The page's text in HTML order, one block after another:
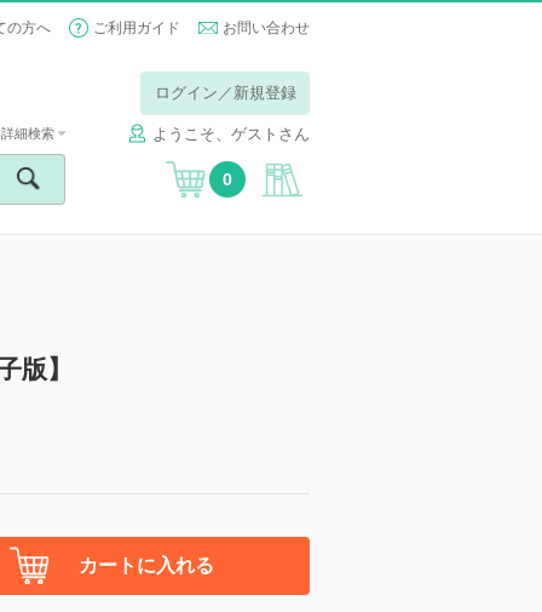
の方へ ご利用ガイド お問い合わせ
ログイン／新規登録
ようこそ、ゲストさん
詳細検索
0
】
カートに入れる